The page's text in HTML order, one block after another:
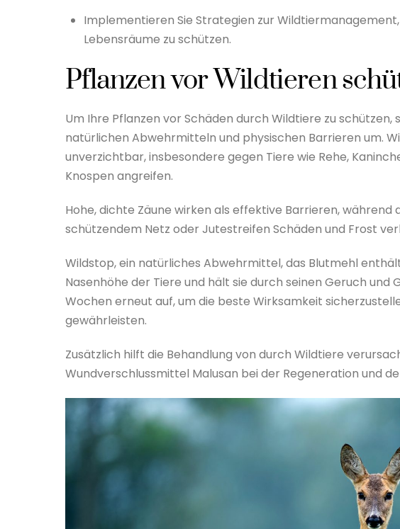
Implementieren Sie Strategien zur
Lebensräume zu schützen.
Pflanzen vor Wildtieren
Um Ihre Pflanzen vor Schäden durch Wildtiere zu
natürlichen Abwehrmitteln und physischen Barrieren um.
unverzichtbar, insbesondere gegen Tiere wie Rehe,
Knospen angreifen.
Hohe, dichte Zäune wirken als effektive Barrieren,
schützendem Netz oder Jutestreifen Schäden und Frost
Wildstop, ein natürliches Abwehrmittel, das Blutmehl
Nasenhöhe der Tiere und hält sie durch seinen Geruch
Wochen erneut auf, um die beste Wirksamkeit
gewährleisten.
Zusätzlich hilft die Behandlung von durch Wildtiere
Wundverschlussmittel Malusan bei der Regeneration und